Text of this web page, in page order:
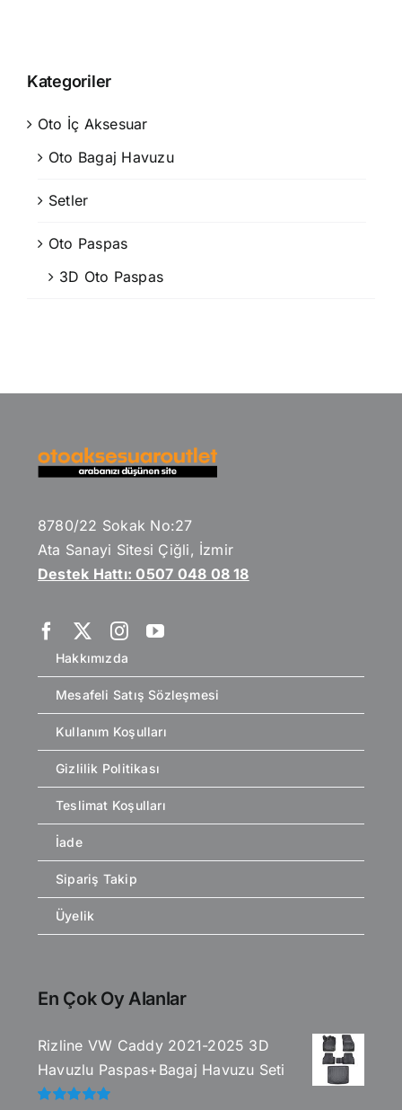
Kategoriler
Oto İç Aksesuar
Oto Bagaj Havuzu
Setler
Oto Paspas
3D Oto Paspas
8780/22 Sokak No:27
Ata Sanayi Sitesi Çiğli, İzmir
Destek Hattı: 0507 048 08 18
Hakkımızda
Mesafeli Satış Sözleşmesi
Kullanım Koşulları
Gizlilik Politikası
Teslimat Koşulları
İade
Sipariş Takip
Üyelik
En Çok Oy Alanlar
Rizline VW Caddy 2021-2025 3D
Havuzlu Paspas+Bagaj Havuzu Seti